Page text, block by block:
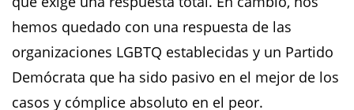
hemos quedado con una respuesta de las
organizaciones LGBTQ establecidas y un Partido
Demócrata que ha sido pasivo en el mejor de los
casos y cómplice absoluto en el peor.